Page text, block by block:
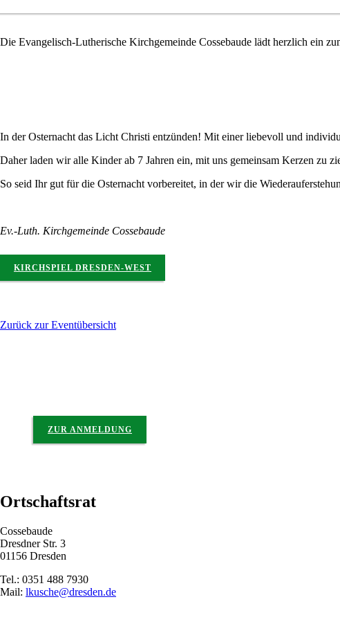
Die Evangelisch-Lutherische Kirchgemeinde Cossebaude lädt herzlich ein
In der Osternacht das Licht Christi entzünden! Mit einer liebevoll und
Daher laden wir alle Kinder ab 7 Jahren ein, mit uns gemeinsam Kerzen zu
So seid Ihr gut für die Osternacht vorbereitet, in der wir die
Ev.-Luth. Kirchgemeinde Cossebaude
KIRCHSPIEL DRESDEN-WEST
Zurück zur Eventübersicht
ZUR ANMELDUNG
Ortschaftsrat
Cossebaude
Dresdner Str. 3
01156 Dresden
Tel.: 0351 488 7930
Mail: lkusche@dresden.de